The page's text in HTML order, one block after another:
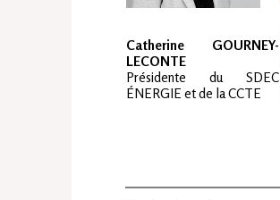
Catherine GOURNEY-
LECONTE
Présidente du SDEC
ÉNERGIE et de la CCTE